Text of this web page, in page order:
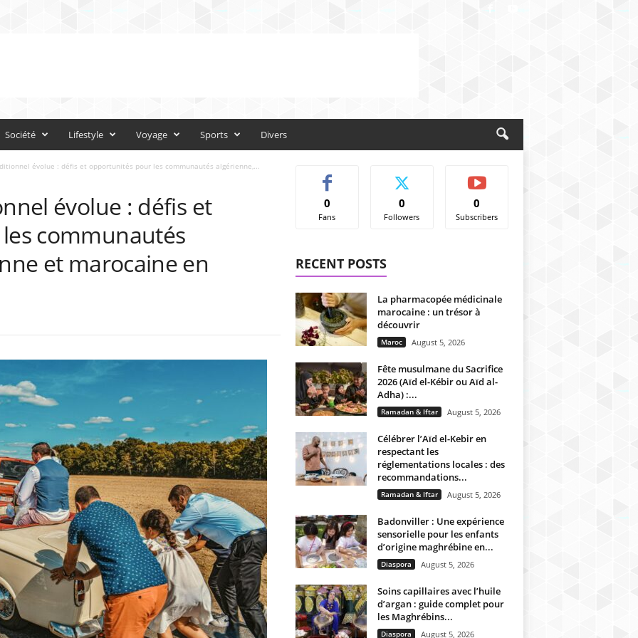
Société Lifestyle Voyage Sports Divers
évolue : défis et opportunités pour les communautés algérienne,...
évolue : défis et
communautés
et marocaine en
0
Fans
0
Followers
0
Subscribers
RECENT POSTS
La pharmacopée médicinale
marocaine : un trésor à
découvrir
Maroc August 5, 2026
Fête musulmane du Sacrifice
2026 (Aïd el-Kébir ou Aïd al-
Adha) :...
Ramadan & Iftar August 5, 2026
Célébrer l’Aïd el-Kebir en
respectant les
réglementations locales : des
recommandations...
Ramadan & Iftar August 5, 2026
Badonviller : Une expérience
sensorielle pour les enfants
d’origine maghrébine en...
Diaspora August 5, 2026
Soins capillaires avec l’huile
d’argan : guide complet pour
les Maghrébins...
Diaspora August 5, 2026